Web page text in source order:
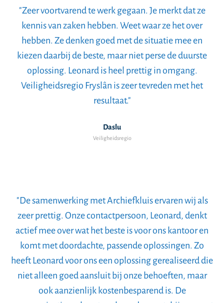
"Zeer voortvarend te werk gegaan. Je merkt dat ze
kennis van zaken hebben. Weet waar ze het over
hebben. Ze denken goed met de situatie mee en
kiezen daarbij de beste, maar niet perse de duurste
oplossing. Leonard is heel prettig in omgang.
Veiligheidsregio Fryslân is zeer tevreden met het
resultaat."
Daslu
Veiligheidsregio
"De samenwerking met Archiefkluis ervaren wij als
zeer prettig. Onze contactpersoon, Leonard, denkt
actief mee over wat het beste is voor ons kantoor en
komt met doordachte, passende oplossingen. Zo
heeft Leonard voor ons een oplossing gerealiseerd die
niet alleen goed aansluit bij onze behoeften, maar
ook aanzienlijk kostenbesparend is. De